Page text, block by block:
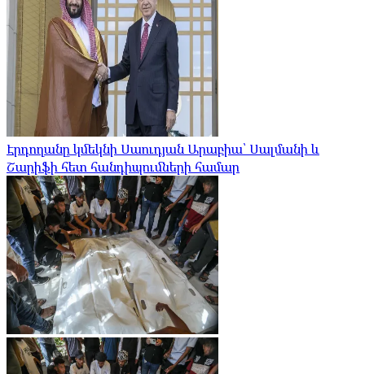
Էրդողանը կմեկնի Սաուդյան Արաբիա՝ Սալմանի և
Շարիֆի հետ հանդիպումների համար